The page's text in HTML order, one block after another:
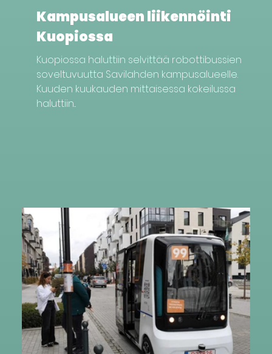
Kampusalueen liikennöinti
Kuopiossa
Kuopiossa haluttiin selvittää robottibussien
soveltuvuutta Savilahden kampusalueelle.
Kuuden kuukauden mittaisessa kokeilussa
haluttiin...